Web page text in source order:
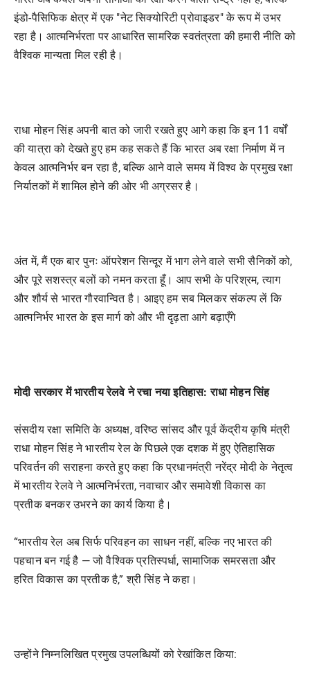
इंडो-पैसिफिक क्षेत्र में एक "नेट सिक्योरिटी प्रोवाइडर" के रूप में उभर
रहा है। आत्मनिर्भरता पर आधारित सामरिक स्वतंत्रता की हमारी नीति को
वैश्विक मान्यता मिल रही है।
राधा मोहन सिंह अपनी बात को जारी रखते हुए आगे कहा कि इन 11 वर्षों
की यात्रा को देखते हुए हम कह सकते हैं कि भारत अब रक्षा निर्माण में न
केवल आत्मनिर्भर बन रहा है, बल्कि आने वाले समय में विश्व के प्रमुख रक्षा
निर्यातकों में शामिल होने की ओर भी अग्रसर है।
अंत में, मैं एक बार पुनः ऑपरेशन सिन्दूर में भाग लेने वाले सभी सैनिकों को,
और पूरे सशस्त्र बलों को नमन करता हूँ। आप सभी के परिश्रम, त्याग
और शौर्य से भारत गौरवान्वित है। आइए हम सब मिलकर संकल्प लें कि
आत्मनिर्भर भारत के इस मार्ग को और भी दृढ़ता आगे बढ़ाएँगे
मोदी सरकार में भारतीय रेलवे ने रचा नया इतिहास: राधा मोहन सिंह
संसदीय रक्षा समिति के अध्यक्ष, वरिष्ठ सांसद और पूर्व केंद्रीय कृषि मंत्री
राधा मोहन सिंह ने भारतीय रेल के पिछले एक दशक में हुए ऐतिहासिक
परिवर्तन की सराहना करते हुए कहा कि प्रधानमंत्री नरेंद्र मोदी के नेतृत्व
में भारतीय रेलवे ने आत्मनिर्भरता, नवाचार और समावेशी विकास का
प्रतीक बनकर उभरने का कार्य किया है।
“भारतीय रेल अब सिर्फ परिवहन का साधन नहीं, बल्कि नए भारत की
पहचान बन गई है — जो वैश्विक प्रतिस्पर्धा, सामाजिक समरसता और
हरित विकास का प्रतीक है,” श्री सिंह ने कहा।
उन्होंने निम्नलिखित प्रमुख उपलब्धियों को रेखांकित किया: